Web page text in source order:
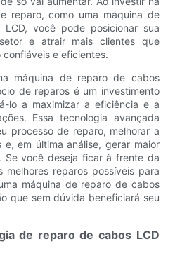
reparo, como uma máquina de
você pode posicionar sua
e atrair mais clientes que
​​e eficientes.
máquina de reparo de cabos
de reparos é um investimento
lo a maximizar a eficiência e a
Essa tecnologia avançada
processo de reparo, melhorar a
em última análise, gerar maior
Se você deseja ficar à frente da
melhores reparos possíveis para
máquina de reparo de cabos
que sem dúvida beneficiará seu
de reparo de cabos LCD